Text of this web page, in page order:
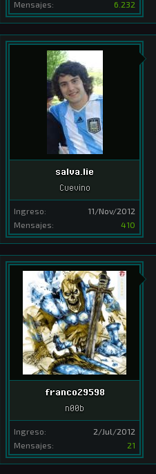
Mensajes:
6.232
salva.lie
Cuevino
Ingreso:
11/Nov/2012
Mensajes:
410
franco29598
n00b
Ingreso:
2/Jul/2012
Mensajes:
21